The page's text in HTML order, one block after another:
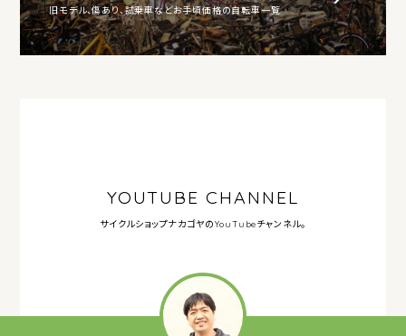
旧モデル、傷あり、試乗車などお手頃価格の自転車一覧
YOUTUBE CHANNEL
サイクルショップナカゴヤのYouTubeチャンネル。